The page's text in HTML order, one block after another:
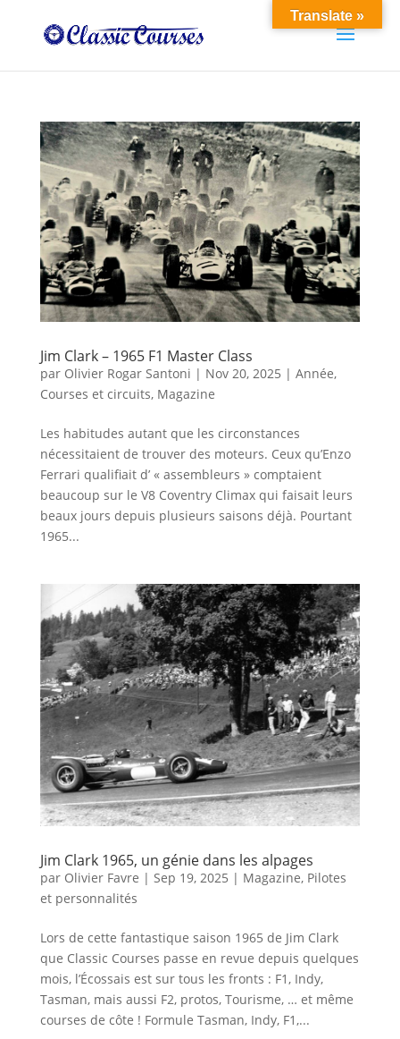
Jim Clark – 1965 F1 Master Class
par Olivier Rogar Santoni | Nov 20, 2025 | Année,
Courses et circuits, Magazine
Les habitudes autant que les circonstances
nécessitaient de trouver des moteurs. Ceux qu’Enzo
Ferrari qualifiait d’ « assembleurs » comptaient
beaucoup sur le V8 Coventry Climax qui faisait leurs
beaux jours depuis plusieurs saisons déjà. Pourtant
1965...
Jim Clark 1965, un génie dans les alpages
par Olivier Favre | Sep 19, 2025 | Magazine, Pilotes
et personnalités
Lors de cette fantastique saison 1965 de Jim Clark
que Classic Courses passe en revue depuis quelques
mois, l’Écossais est sur tous les fronts : F1, Indy,
Tasman, mais aussi F2, protos, Tourisme, … et même
courses de côte ! Formule Tasman, Indy, F1,...
Translate »